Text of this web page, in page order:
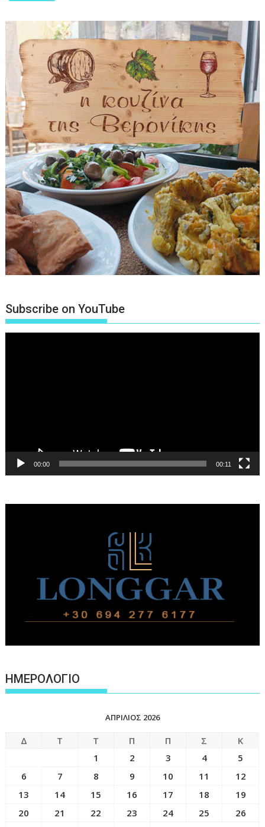
Subscribe on YouTube
00:00 00:11
ΗΜΕΡΟΛΟΓΙΟ
ΑΠΡΊΛΙΟΣ 2026
Δ Τ Τ Π Π Σ
Κ
1
2 3 4
5
6
7 8 9 10 11
12
13
14 15 16 17 18
19
20
21 22 23 24 25
26